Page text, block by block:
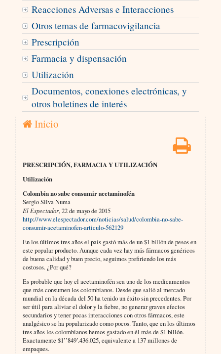
Reacciones Adversas e Interacciones
Otros temas de farmacovigilancia
Prescripción
Farmacia y dispensación
Utilización
Documentos, conexiones electrónicas, y
otros boletines de interés
Inicio
PRESCRIPCIÓN, FARMACIA Y UTILIZACIÓN
Utilización
Colombia no sabe consumir acetaminofén
Sergio Silva Numa
El Espectador, 22 de mayo de 2015
http://www.elespectador.com/noticias/salud/colombia-no-sabe-
consumir-acetaminofen-articulo-562129
En los últimos tres años el país gastó más de un $1 billón de pesos en
este popular producto. Aunque cada vez hay más fármacos genéricos
de buena calidad y buen precio, seguimos prefiriendo los más
costosos. ¿Por qué?
Es probable que hoy el acetaminofén sea uno de los medicamentos
que más consumen los colombianos. Desde que salió al mercado
mundial en la década del 50 ha tenido un éxito sin precedentes. Por
ser útil para aliviar el dolor y la fiebre, no generar graves efectos
secundarios y tener pocas interacciones con otros fármacos, este
analgésico se ha popularizado como pocos. Tanto, que en los últimos
tres años los colombianos hemos gastado en él más de $1 billón.
Exactamente $1’’849’.436.025, equivalente a 137 millones de
empaques.